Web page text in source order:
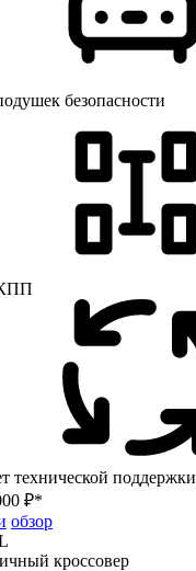
безопасности
технической поддержки
₽*
обзор
кроссовер